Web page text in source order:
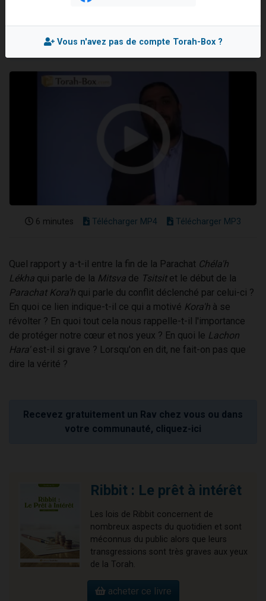
11 personnes viennent de demander une bénédiction
Il reste 49 places pour étudier en groupe sur Zoom
Rav David SHOUSHANA
6 minutes Télécharger MP4 Télécharger MP3
Quel rapport y a-t-il entre la fin de la Parachat Chéla'h
Lékha qui parle de la Mitsva de Tsitsit et le début de la
Parachat Kora'h qui parle du conflit déclenché par celui-ci ?
En quoi ce lien indique-t-il ce qui a motivé Kora'h à se
révolter ? En quoi tout cela nous rappelle-t-il l'importance
de protéger notre cœur et nos yeux ? En quoi le Lachon
Hara'est-il si grave ? Lorsqu'on en dit, ne fait-on pas que
dire la vérité ?
Recevez gratuitement un Rav chez vous ou dans
votre communauté, cliquez-ici
Ribbit : Le prêt à intérêt
Les lois de Ribbit concernent de
nombreux aspects du quotidien et sont
méconnus du public alors que leurs
transgressions sont très graves aux yeux
de la Torah.
acheter ce livre
Vous n'avez pas de compte Torah-Box ?